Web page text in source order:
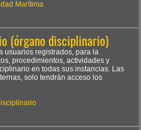
Marítima
(órgano disciplinario)
usuarios registrados, para la
procedimientos, actividades y
en todas sus instancias. Las
solo tendrán acceso los